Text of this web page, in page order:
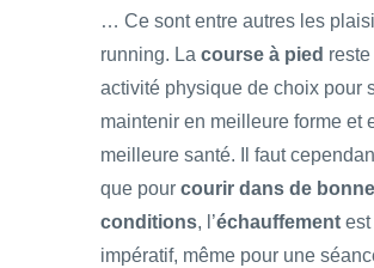
… Ce sont entre autres les
running. La course à pied
activité physique de choix pour
maintenir en meilleure forme et
meilleure santé. Il faut
que pour courir dans de
conditions, l’échauffement est
impératif, même pour une